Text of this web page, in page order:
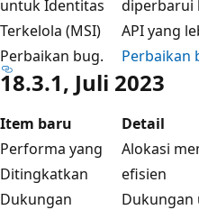
untuk Identitas
Terkelola (MSI)
diperbarui
API yang
Perbaikan bug.
Perbaikan
18.3.1, Juli 2023
Item baru
Detail
Performa yang
Ditingkatkan
Alokasi
efisien
Dukungan
Dukungan